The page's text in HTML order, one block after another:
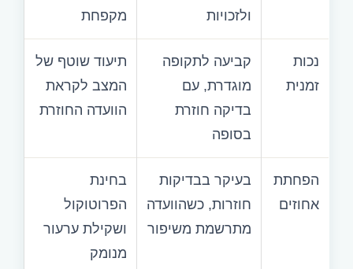
ולזכויות
מקפחת
נכות
זמנית
קביעה לתקופה
מוגדרת, עם
בדיקה חוזרת
בסופה
תיעוד שוטף של
המצב לקראת
הוועדה החוזרת
הפחתת
אחוזים
בעיקר בבדיקות
חוזרות, כשהוועדה
מתרשמת משיפור
בחינת
הפרוטוקול
ושקילת ערעור
מנומק